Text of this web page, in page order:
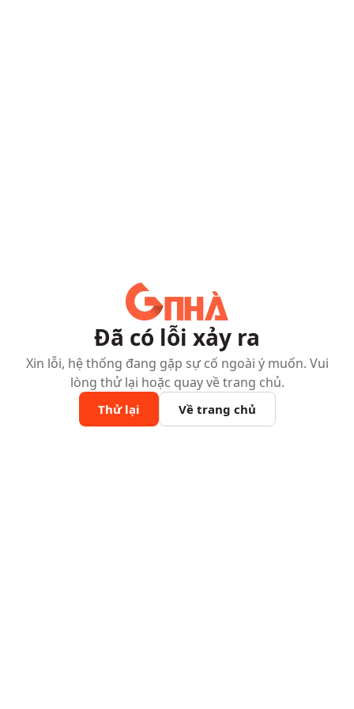
Đã có lỗi xảy ra
Xin lỗi, hệ thống đang gặp sự cố ngoài ý muốn. Vui
lòng thử lại hoặc quay về trang chủ.
Thử lại Về trang chủ